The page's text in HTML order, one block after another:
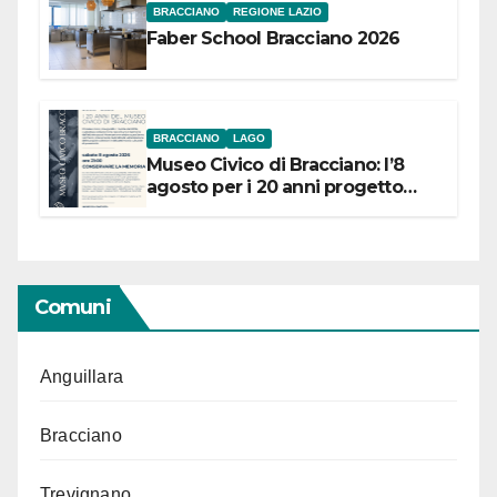
BRACCIANO REGIONE LAZIO
Faber School Bracciano 2026
BRACCIANO LAGO
Museo Civico di Bracciano: l’8
agosto per i 20 anni progetto
Comuni
Anguillara
Bracciano